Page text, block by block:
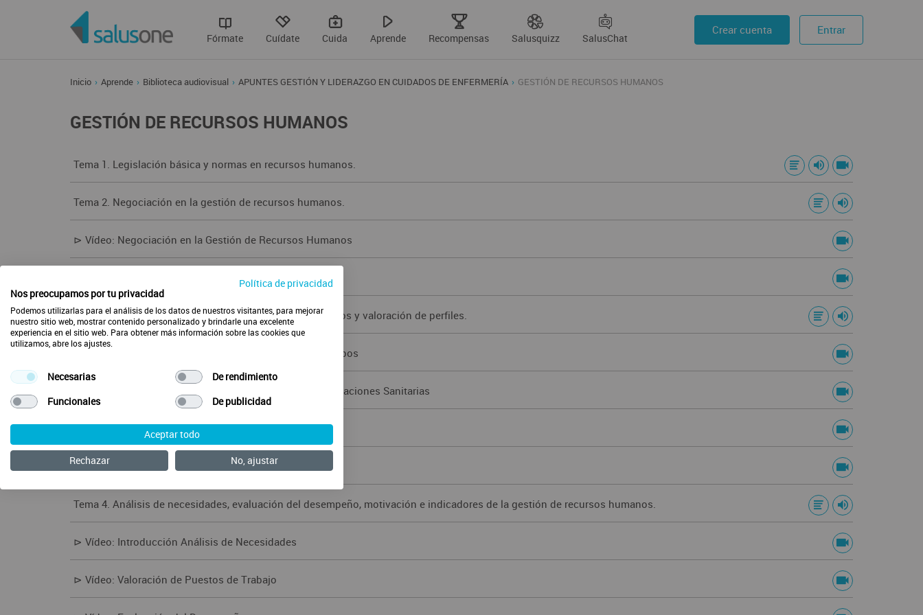
Fórmate Cuídate Cuida Aprende Recompensas Salusquizz SalusChat
Crear cuenta Entrar
Inicio Aprende Biblioteca audiovisual APUNTES GESTIÓN Y LIDERAZGO EN CUIDADOS DE ENFERMERÍA GESTIÓN DE RECURSOS HUMANOS
GESTIÓN DE RECURSOS HUMANOS
Tema 1. Legislación básica y normas en recursos humanos.
Tema 2. Negociación en la gestión de recursos humanos.
⊳ Vídeo: Negociación en la Gestión de Recursos Humanos
⊳ Vídeo: Definición y Tipos de Negociación
Tema 3. Planificación, organización de personas y equipos y valoración de perfiles.
⊳ Vídeo: Planificación, Organización de Personas y Equipos
⊳ Vídeo: Planificación de Recursos Humanos en Organizaciones Sanitarias
⊳ Vídeo: Valoración de Perfiles y Competencias
⊳ Vídeo: Competencias para el Trabajo
Tema 4. Análisis de necesidades, evaluación del desempeño, motivación e indicadores de la gestión de recursos humanos.
⊳ Vídeo: Introducción Análisis de Necesidades
⊳ Vídeo: Valoración de Puestos de Trabajo
Política de privacidad
Nos preocupamos por tu privacidad
Podemos utilizarlas para el análisis de los datos de nuestros visitantes, para mejorar
nuestro sitio web, mostrar contenido personalizado y brindarle una excelente
experiencia en el sitio web. Para obtener más información sobre las cookies que
utilizamos, abre los ajustes.
Necesarias
De rendimiento
Funcionales
De publicidad
Aceptar todo
Rechazar
No, ajustar